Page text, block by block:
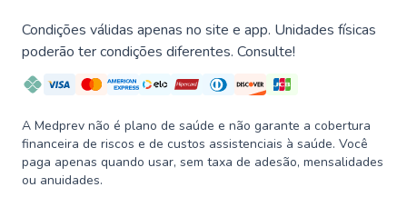
Condições válidas apenas no site e app. Unidades físicas
poderão ter condições diferentes. Consulte!
A Medprev não é plano de saúde e não garante a cobertura
financeira de riscos e de custos assistenciais à saúde. Você
paga apenas quando usar, sem taxa de adesão, mensalidades
ou anuidades.